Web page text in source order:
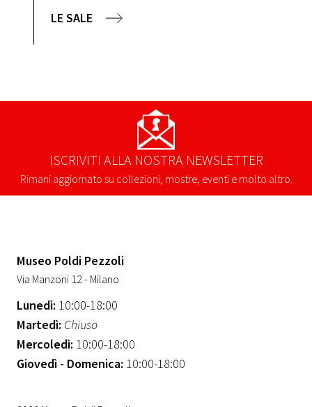
LE SALE
ISCRIVITI ALLA NOSTRA NEWSLETTER
Rimani aggiornato su collezioni, mostre, eventi e molto altro.
Museo Poldi Pezzoli
Via Manzoni 12 - Milano
Lunedì: 10:00-18:00
Martedì: Chiuso
Mercoledì: 10:00-18:00
Giovedì - Domenica: 10:00-18:00